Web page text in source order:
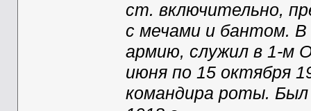
ст. включительно,
с мечами и бантом. В
армию, служил в 1-м
июня по 15 октября
командира роты. Был